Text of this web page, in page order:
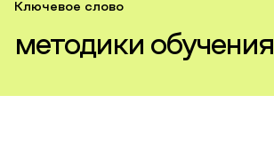
Ключевое слово
методики обучения